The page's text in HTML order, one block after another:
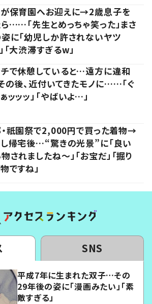
保育園へお迎えに→2歳息子を
……「先生とめっちゃ笑った」まさ
に「幼児しか許されないヤツ
「大渋滞すぎるw」
で休憩していると…遠方に違和
の後、近付いてきたモノに……「ぐ
ッッッ」「やばいよ…」
祇園祭で2,000円で買った着物→
帰宅後…“驚きの光景”に「良い
されましたね～」「お宝だ」「掘り
ですね」
SNS
平成7年に生まれた双子…その
29年後の姿に「漫画みたい」「素
敵すぎる」